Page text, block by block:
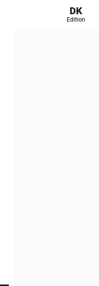
DK
Edition